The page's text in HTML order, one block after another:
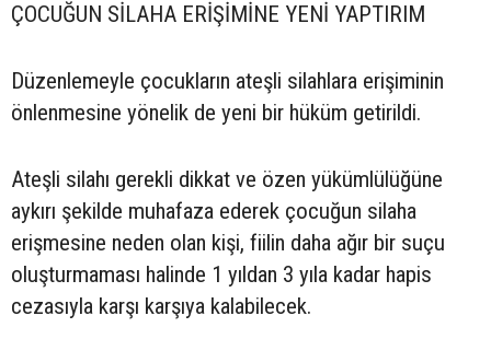
ÇOCUĞUN SİLAHA ERİŞİMİNE YENİ YAPTIRIM
Düzenlemeyle çocukların ateşli silahlara erişiminin
önlenmesine yönelik de yeni bir hüküm getirildi.
Ateşli silahı gerekli dikkat ve özen yükümlülüğüne
aykırı şekilde muhafaza ederek çocuğun silaha
erişmesine neden olan kişi, fiilin daha ağır bir suçu
oluşturmaması halinde 1 yıldan 3 yıla kadar hapis
cezasıyla karşı karşıya kalabilecek.